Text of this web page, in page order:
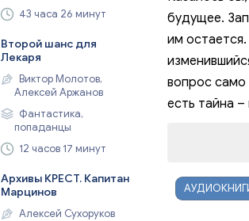
43 часа 26 минут
Второй шанс для
Лекаря
Виктор Молотов,
Алексей Аржанов
Фантастика,
попаданцы
12 часов 17 минут
Архивы КРЕСТ. Капитан
Марцинов
Алексей Сухоруков
будущее.
им
вопрос само
есть тайна